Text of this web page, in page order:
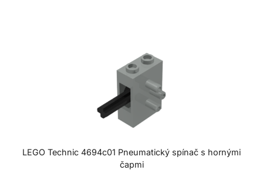
LEGO Technic 4694c01 Pneumatický spínač s hornými
čapmi